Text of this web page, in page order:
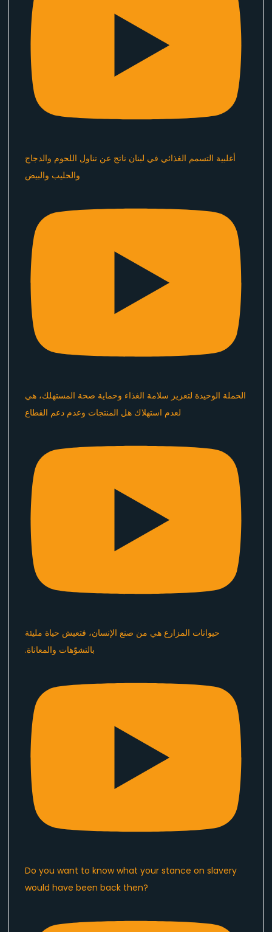
أغلبية التسمم الغذائي في لبنان ناتج عن تناول اللحوم والدجاج
والحليب والبيض
الحملة الوحيدة لتعزيز سلامة الغذاء وحماية صحة المستهلك، هي
لعدم استهلاك هل المنتجات وعدم دعم القطاع
Do you want to know what your stance on slavery
would have been back then?